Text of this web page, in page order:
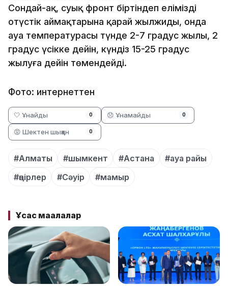
Сондай-ақ, суық фронт біртіндеп еліміздің
оңтүстік аймақтарына қарай жылжиды, онда
ауа температурасы түнде 2-7 градус жылы, 2
градус үсікке дейін, күндіз 15-25 градус
жылуға дейін төмендейді.
Фото: интернеттен
🤍 Ұнайды 0 😞 Ұнамайды 0
😡 Шектен шыққан 0
#Алматы #шымкент #Астана
#ауа райы
#өңірлер
#Сәуір #мамыр
Ұқсас мақалалар